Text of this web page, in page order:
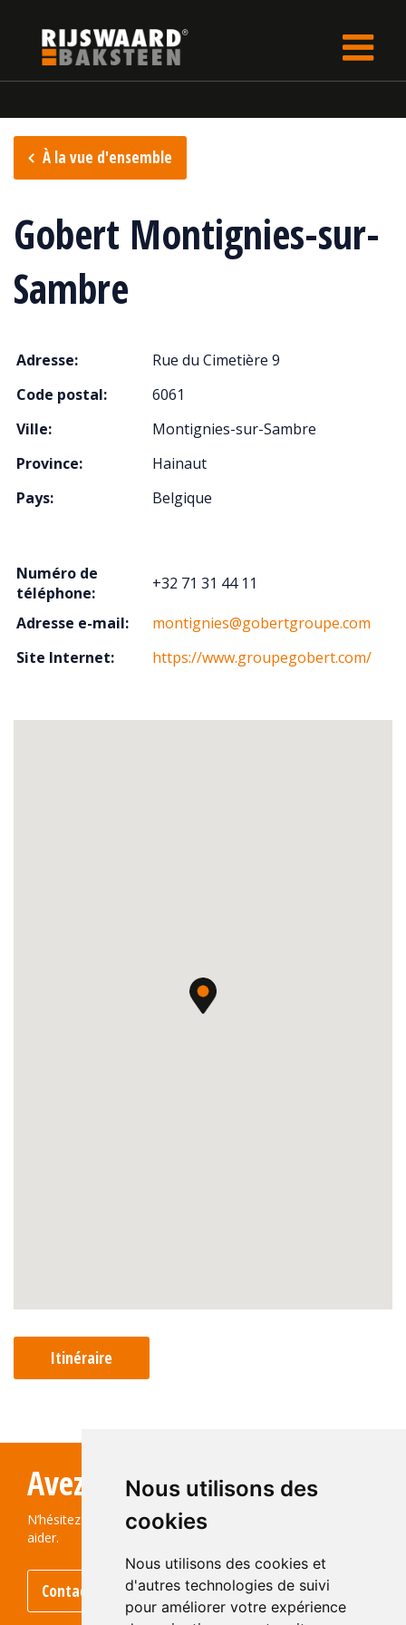
Nous utilisons des
cookies
Nous utilisons des cookies et
d'autres technologies de suivi
pour améliorer votre expérience
À la vue d'ensemble
Gobert Montignies-sur-
Sambre
Adresse:
Rue du Cimetière 9
Code postal:
6061
Ville:
Montignies-sur-Sambre
Province:
Hainaut
Pays:
Belgique
Numéro de
téléphone:
+32 71 31 44 11
Adresse e-mail:
montignies@gobertgroupe.com
Site Internet:
https://www.groupegobert.com/
Itinéraire
Avez-vous des questions?
N’hésitez pas à nous contacter ! Nous serons ravis de vous
aider.
Contactez-nous